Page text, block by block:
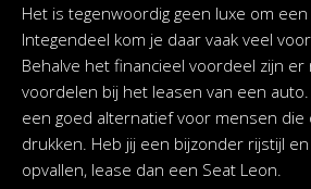
Het is tegenwoordig geen luxe om
Integendeel kom je daar vaak veel
Behalve het financieel voordeel zijn er
voordelen bij het leasen van een auto.
een goed alternatief voor mensen die
drukken. Heb jij een bijzonder rijstijl
opvallen, lease dan een Seat Leon.